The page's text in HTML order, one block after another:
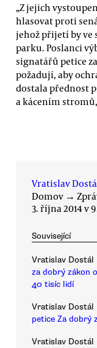
„Z jejich
hlasovat proti
jehož přijetí by ve
parku. Poslanci
signatářů petice
požadují, aby
dostala přednost
a kácením
Vratislav
Domov →
3. října 2014 v
Související
Vratislav Dostál
za dobrý zákon
40 tisíc lidí
Vratislav Dostál
petice Za dobrý
Vratislav Dostál